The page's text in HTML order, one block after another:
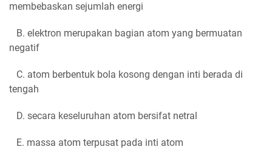
membebaskan sejumlah energi
B. elektron merupakan bagian atom yang bermuatan
negatif
C. atom berbentuk bola kosong dengan inti berada di
tengah
D. secara keseluruhan atom bersifat netral
E. massa atom terpusat pada inti atom